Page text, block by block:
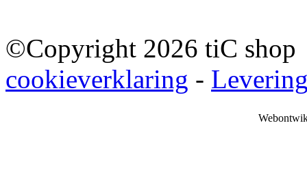
©Copyright 2026 tiC
cookieverklaring -